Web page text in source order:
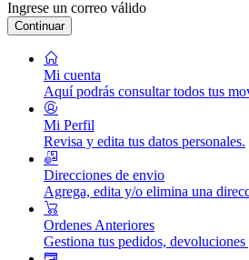
Ingrese un correo válido
Continuar
Mi cuenta
Aquí podrás consultar todos tus
Mi Perfil
Revisa y edita tus datos personales.
Direcciones de envio
Agrega, edita y/o elimina una
Ordenes Anteriores
Gestiona tus pedidos, devoluciones